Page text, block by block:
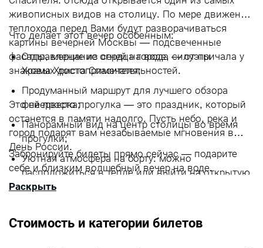
живописных видов на столицу. По мере движения
теплохода перед Вами будут разворачиваться
картины вечерней Москвы — подсвеченные
фасады, мерцание огней на воде, силуэты
знаковых достопримечательностей.
Что делает этот вечер особенным:
Отправление из сердца города — от причала у
Храма Христа Спасителя;
Продуманный маршрут для лучшего обзора
фейерверка;
Панорамный вид на центр столицы во время
прогулки;
Уютная атмосфера на борту: можно
расположиться в тепле или выйти на открытую
палубу;
пледы, фотозоны.
Это не просто прогулка — это праздник, который
останется в памяти надолго. Пусть небо, река и
город подарят вам незабываемые мгновения в
День России.
Забронируйте билеты прямо сейчас — подарите
себе и близким волшебный вечер на воде.
Раскрыть
Стоимость и категории билетов